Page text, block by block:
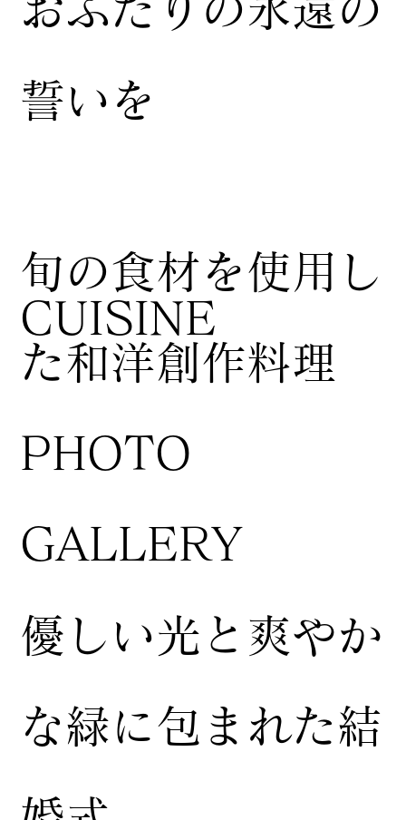
CUISINE
​旬の食材を使用し
た和洋創作料理
​PHOTO
GALLERY
​優しい光と爽やか
な緑に包まれた結
おふたりの永遠の
誓いを